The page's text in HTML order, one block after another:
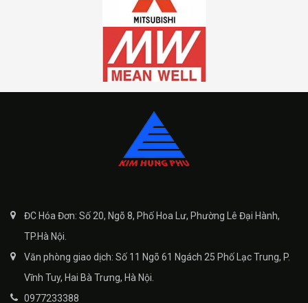
ĐC Hóa Đơn: Số 20, Ngõ 8, Phố Hoa Lư, Phường Lê Đại Hành,
TP.Hà Nội.
Văn phòng giao dịch: Số 11 Ngõ 61 Ngách 25 Phố Lạc Trung, P.
Vĩnh Tuy, Hai Bà Trưng, Hà Nội.
0977233388